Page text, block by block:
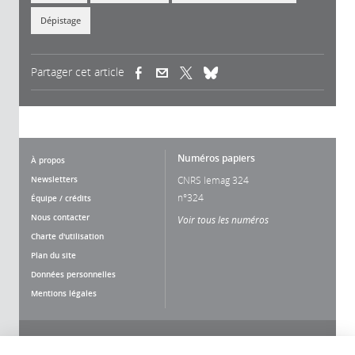
Dépistage
Partager cet article (link is external)(link is external)
À propos
Newsletters
Équipe / crédits
Nous contacter
Charte d'utilisation
Plan du site
Données personnelles
Mentions légales
Numéros papiers
CNRS lemag 324
n°324
Voir tous les numéros